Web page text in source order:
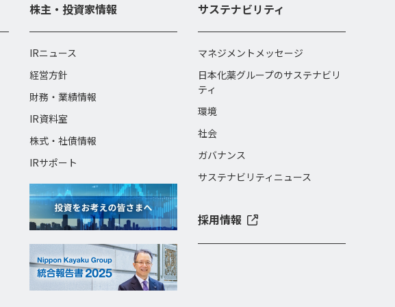
株主・投資家情報
IRニュース
経営方針
財務・業績情報
IR資料室
株式・社債情報
IRサポート
サステナビリティ
マネジメントメッセージ
日本化薬グループのサステナビリ
ティ
環境
社会
ガバナンス
サステナビリティニュース
採用情報